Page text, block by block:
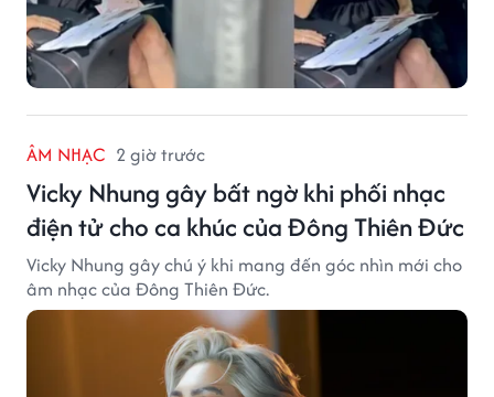
ÂM NHẠC 2 giờ trước
Vicky Nhung gây bất ngờ khi phối nhạc
điện tử cho ca khúc của Đông Thiên Đức
Vicky Nhung gây chú ý khi mang đến góc nhìn mới cho
âm nhạc của Đông Thiên Đức.